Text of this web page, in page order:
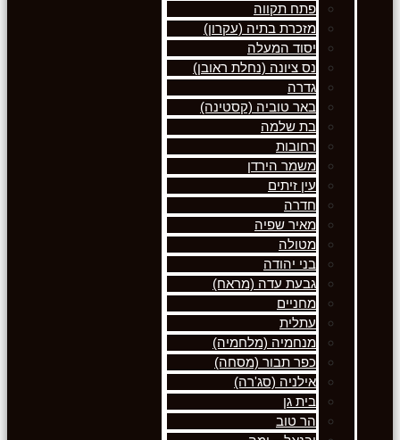
פתח תקווה
מזכרת בתיה (עקרון)
יסוד המעלה
נס ציונה (נחלת ראובן)
גדרה
באר טוביה (קסטינה)
בת שלמה
רחובות
משמר הירדן
עין זיתים
חדרה
מאיר שפיה
מטולה
בני יהודה
גבעת עדה (מראח)
מחניים
עתלית
מנחמיה (מלחמיה)
כפר תבור (מסחה)
אילניה (סג'רה)
בית גן
הר טוב